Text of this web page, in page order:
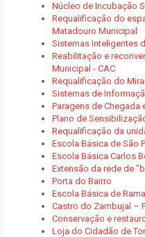
Núcleo de Incubação
Requalificação do
Matadouro Municipal
Sistemas Inteligentes
Reabilitação e
Municipal - CAC
Requalificação do
Sistemas de
Paragens de Chegada
Plano de
Requalificação da
Escola Básica de São
Escola Básica Carlos
Extensão da rede de
Porta do Bairro
Escola Básica de
Castro do Zambujal –
Conservação e
Loja do Cidadão de